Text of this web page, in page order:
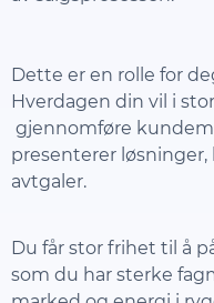
Dette er en rolle for
Hverdagen din vil i
gjennomføre
presenterer
avtgaler.
Du får stor frihet til å
som du har sterke